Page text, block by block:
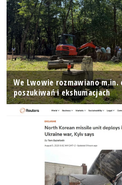
We Lwowie rozmawiano m.in.
poszukiwań i ekshumacjach